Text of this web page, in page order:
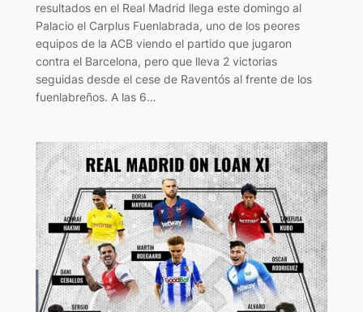
resultados en el Real Madrid llega este domingo al
Palacio el Carplus Fuenlabrada, uno de los peores
equipos de la ACB viendo el partido que jugaron
contra el Barcelona, pero que lleva 2 victorias
seguidas desde el cese de Raventós al frente de los
fuenlabreños. A las 6…